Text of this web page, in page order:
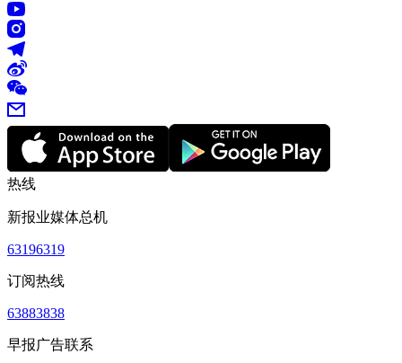
热线
新报业媒体总机
63196319
订阅热线
63883838
早报广告联系